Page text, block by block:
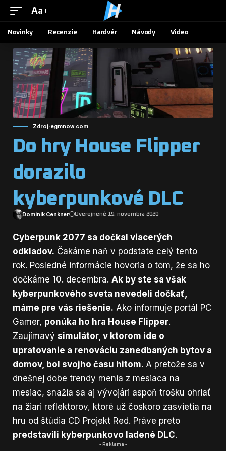
Aa
Novinky Recenzie Hardvér Návody Video
Zdroj: egmnow.com
Do hry House Flipper
dorazilo
kyberpunkové DLC
Dominik Cenkner Uverejnené 19. novembra 2020
Cyberpunk 2077 sa dočkal viacerých
odkladov. Čakáme naň v podstate celý tento
rok. Posledné informácie hovoria o tom, že sa ho
dočkáme 10. decembra. Ak by ste sa však
kyberpunkového sveta nevedeli dočkať,
máme pre vás riešenie. Ako informuje portál PC
Gamer, ponúka ho hra House Flipper.
Zaujímavý simulátor, v ktorom ide o
upratovanie a renováciu zanedbaných bytov a
domov, bol svojho času hitom. A pretože sa v
dnešnej dobe trendy menia z mesiaca na
mesiac, snažia sa aj vývojári aspoň trošku ohriať
na žiari reflektorov, ktoré už čoskoro zasvietia na
hru od štúdia CD Projekt Red. Práve preto
predstavili kyberpunkovo ladené DLC.
- Reklama -